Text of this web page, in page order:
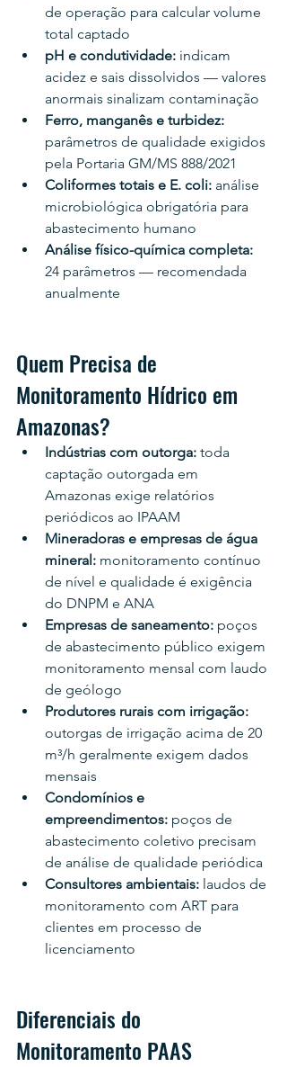
de operação para calcular volume
total captado
pH e condutividade: indicam
acidez e sais dissolvidos — valores
anormais sinalizam contaminação
Ferro, manganês e turbidez:
parâmetros de qualidade exigidos
pela Portaria GM/MS 888/2021
Coliformes totais e E. coli: análise
microbiológica obrigatória para
abastecimento humano
Análise físico-química completa:
24 parâmetros — recomendada
anualmente
Quem Precisa de
Monitoramento Hídrico em
Amazonas?
Indústrias com outorga: toda
captação outorgada em
Amazonas exige relatórios
periódicos ao IPAAM
Mineradoras e empresas de água
mineral: monitoramento contínuo
de nível e qualidade é exigência
do DNPM e ANA
Empresas de saneamento: poços
de abastecimento público exigem
monitoramento mensal com laudo
de geólogo
Produtores rurais com irrigação:
outorgas de irrigação acima de 20
m³/h geralmente exigem dados
mensais
Condomínios e
empreendimentos: poços de
abastecimento coletivo precisam
de análise de qualidade periódica
Consultores ambientais: laudos de
monitoramento com ART para
clientes em processo de
licenciamento
Diferenciais do
Monitoramento PAAS